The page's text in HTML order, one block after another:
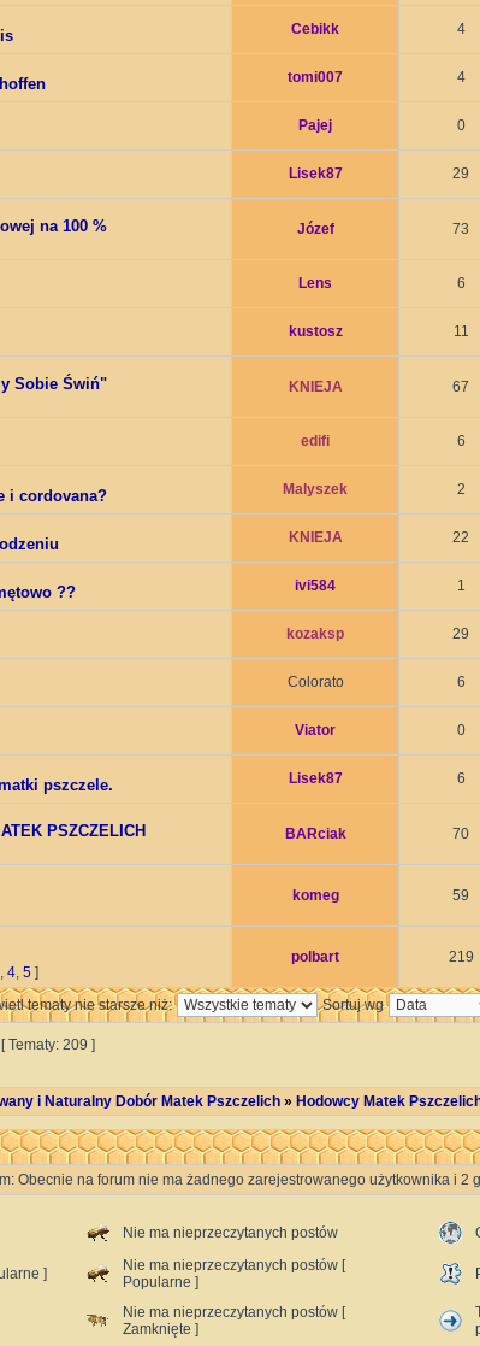
Cebikk 4
tomi007 4
Pajej 0
Lisek87 29
na 100 % Józef 73
Lens 6
kustosz 11
Sobie Świń" KNIEJA 67
edifi 6
i cordovana? Malyszek 2
KNIEJA 22
?? ivi584 1
kozaksp 29
Colorato 6
Viator 0
pszczele. Lisek87 6
PSZCZELICH BARciak 70
komeg 59
, 4, 5 ]
polbart 219
tematy nie starsze niż: Sortuj wg
[ Tematy: 209 ]
i Naturalny Dobór Matek Pszczelich » Hodowcy Matek
Obecnie na forum nie ma żadnego zarejestrowanego użytkownika i 2
Nie ma nieprzeczytanych postów
]
Nie ma nieprzeczytanych postów [
Popularne ]
Nie ma nieprzeczytanych postów [
Zamknięte ]